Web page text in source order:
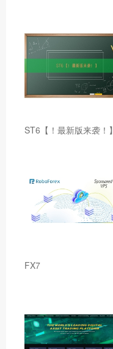
ST6【！最新版来袭！】
FX7